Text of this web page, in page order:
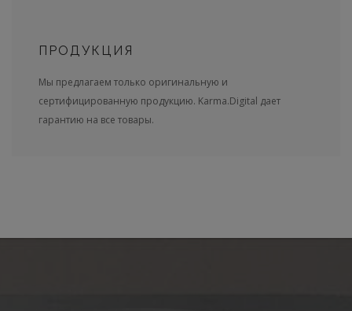
ПРОДУКЦИЯ
Мы предлагаем только оригинальную и
сертифицированную продукцию. Karma.Digital дает
гарантию на все товары.